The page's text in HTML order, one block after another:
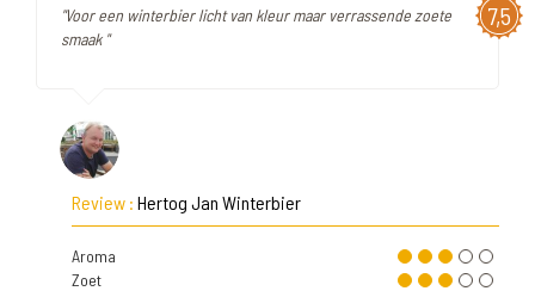
7,5
"Voor een winterbier licht van kleur maar verrassende zoete
smaak "
Review : Hertog Jan Winterbier
Aroma
Zoet